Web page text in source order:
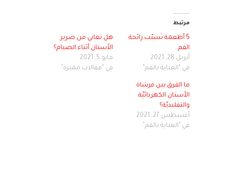
مرتبط
5 أطعمة تُسبّب رائحة
الفم.
أبريل 28, 2021
في "العناية بالفم"
هل تعاني من صرير
الأسنان أثناء الصيام؟
مايو 5, 2021
في "مقالات مميزة"
ما الفرق بين فرشاة
الأسنان الكهربائيّة
والتقليديّة؟
أغسطس 27, 2021
في "العناية بالفم"